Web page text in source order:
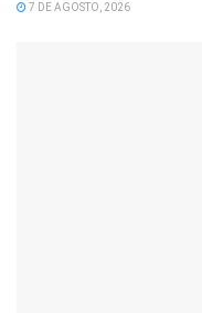
7 DE AGOSTO, 2026